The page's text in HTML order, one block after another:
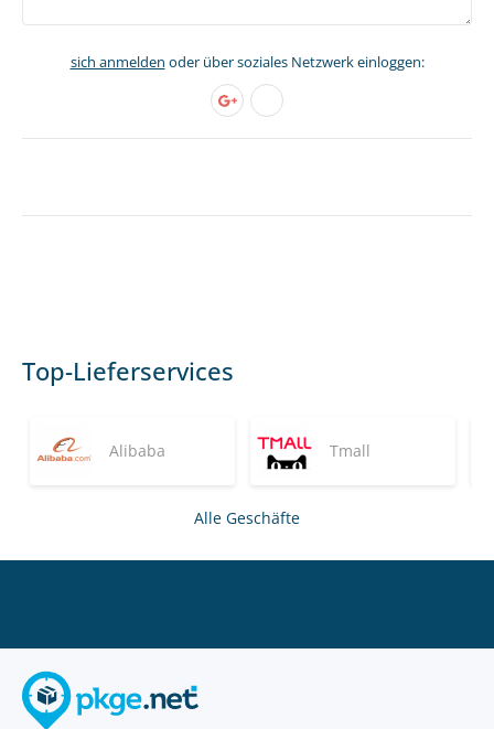
sich anmelden oder über soziales Netzwerk einloggen:
Top-Lieferservices
Alibaba Tmall
Alle Geschäfte